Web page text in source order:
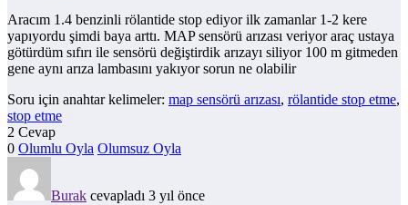
Aracım 1.4 benzinli rölantide stop ediyor ilk zamanlar 1-2 kere
yapıyordu şimdi baya arttı. MAP sensörü arızası veriyor araç ustaya
götürdüm sıfırı ile sensörü değiştirdik arızayı siliyor 100 m gitmeden
gene aynı arıza lambasını yakıyor sorun ne olabilir
Soru için anahtar kelimeler: map sensörü arızası, rölantide stop etme,
stop etme
2 Cevap
0 Olumlu Oyla Olumsuz Oyla
Burak cevapladı 3 yıl önce